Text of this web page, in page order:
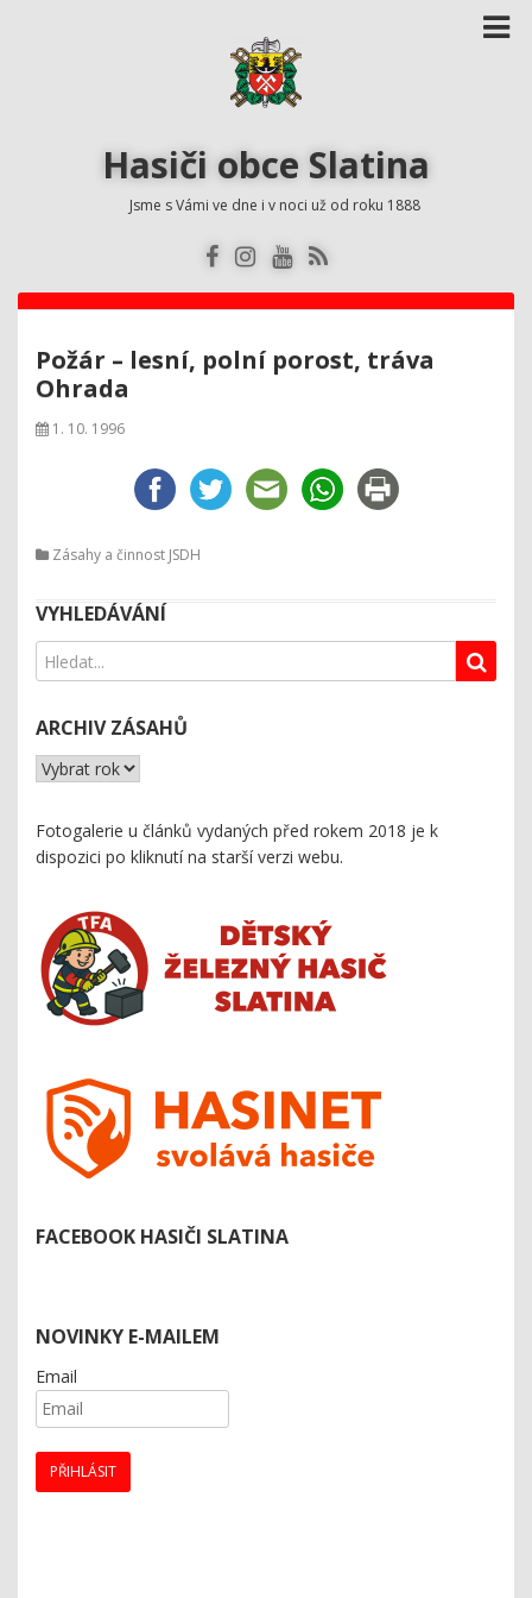
Hasiči obce Slatina
Jsme s Vámi ve dne i v noci už od roku 1888
Požár – lesní, polní porost, tráva
Ohrada
1. 10. 1996
Zásahy a činnost JSDH
VYHLEDÁVÁNÍ
ARCHIV ZÁSAHŮ
Fotogalerie u článků vydaných před rokem 2018 je k
dispozici po kliknutí na starší verzi webu.
FACEBOOK HASIČI SLATINA
NOVINKY E-MAILEM
Email